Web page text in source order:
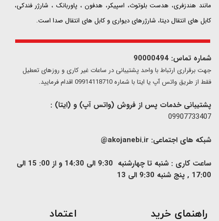
مانند هندزفری، هدست بلوتوث، اسپیکر، هدفون ، پاوربانک ، شارژر فندکی،
کابل های انتقال دیتا، شارژرهای دیواری و کابل های انتقال صدا است.
شماره تماس: 90000494
​​جهت برقراری ارتباط با واحد پشتیبانی در ساعات غیر کاری و روزهای تعطیل
فقط از طریق واتس آپ یا ایتا با شماره 09914118710 اقدام فرمایید.
پشتیبانی خدمات پس از فروش (واتس آپ) و (ایتا) :
09907733407
شبکه های اجتماعی: akojanebi.ir@
ساعت کاری : شنبه تا چهارشنبه 9:30 الی 14:30 و از 00: 15 الی
17:00 , پنج شنبه 9:30 الی 13
​راهنمای خرید اعتماد